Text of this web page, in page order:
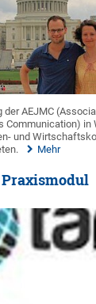
der AEJMC
Communication) in
und
Mehr